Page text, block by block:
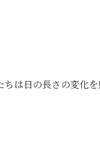
は日の長さの変化